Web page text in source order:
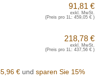
91,81 €
exkl. MwSt.
(Preis pro 1L: 459,05 €)
218,78 €
exkl. MwSt.
(Preis pro 1L: 437,56 €)
€ und sparen Sie 15%